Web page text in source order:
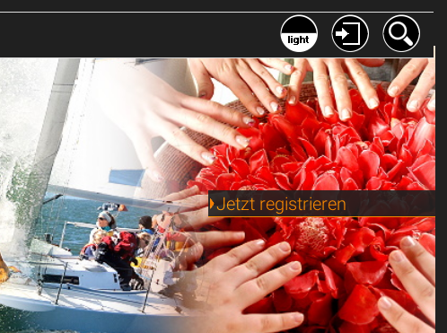
Jetzt registrieren